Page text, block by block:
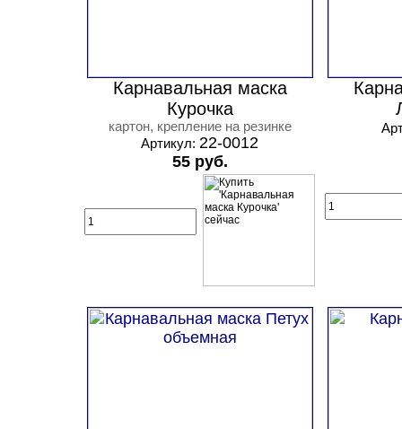
Карнавальная маска
Курочка
картон, крепление на резинке
Артикул: 22-0012
55 руб.